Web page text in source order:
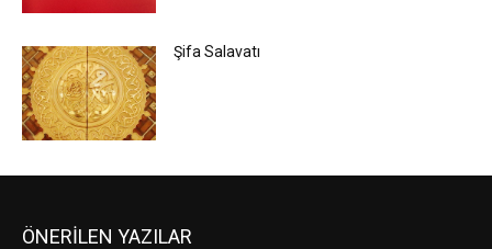
Şifa Salavatı
ÖNERİLEN YAZILAR